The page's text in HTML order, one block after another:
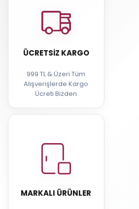
ÜCRETSIZ KARGO
999 TL & Üzeri Tüm
Alışverişlerde Kargo
Ücreti Bizden
MARKALI ÜRÜNLER